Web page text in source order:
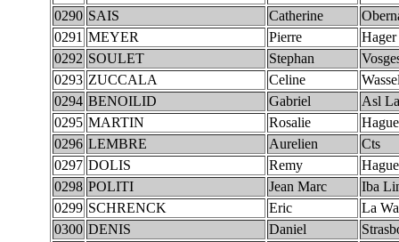
0290 SAIS Catherine
0291 MEYER Pierre
Hager
0292 SOULET Stephan
0293 ZUCCALA Celine
0294 BENOILID Gabriel
Asl
0295 MARTIN Rosalie
0296 LEMBRE Aurelien
Cts
0297 DOLIS Remy
0298 POLITI Jean Marc
Iba
0299 SCHRENCK Eric
La
0300 DENIS Daniel